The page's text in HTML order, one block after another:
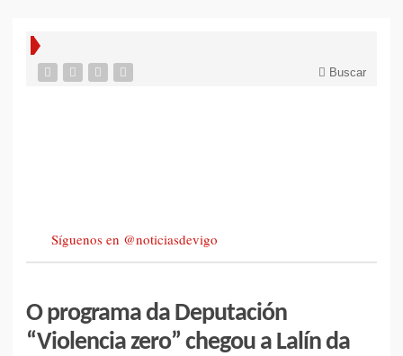
Buscar
Síguenos en @noticiasdevigo
O programa da Deputación
“Violencia zero” chegou a Lalín da